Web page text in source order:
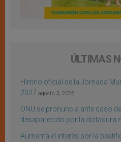
ÚLTIMAS
Himno oficial de la Jornada
2027 agosto 3, 2026
ONU se pronuncia ante caso
desaparecido por la dictadura
Aumenta el interés por la